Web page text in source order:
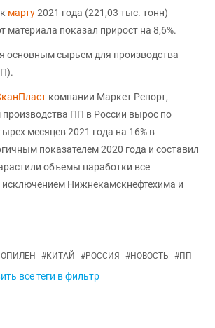
марту2021 года (221,03 тыс. тонн)
материала показал прирост на 8,6%.
основным сырьем для производства
компании Маркет Репорт,
ПП в России вырос по
месяцев 2021 года на 16% в
показателем 2020 года и составил
объемы наработки все
исключением Нижнекамскнефтехима и
#КИТАЙ #РОССИЯ #НОВОСТЬ #ПП
все теги в фильтр